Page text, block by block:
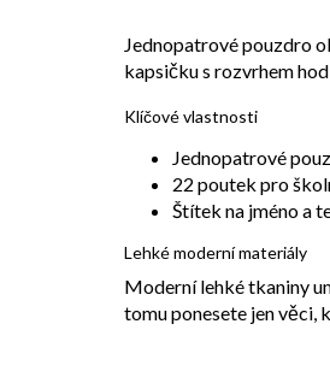
Jednopatrové pouzdro
kapsičku s rozvrhem
Klíčové vlastnosti
Jednopatrové
22 poutek pro
Štítek na jméno a
Lehké moderní materiály
Moderní lehké tkaniny
tomu ponesete jen věci,